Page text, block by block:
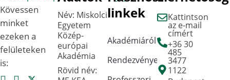
Kövessen
minket
ezeken a
felületeken
is:
Név: Miskolci
Egyetem
Közép-
európai
Akadémia
Rövid név:
linkek
Akadémiáról
Rendezvények
Kattintson
az e-mail
címért
+36 30
485
3477
1122